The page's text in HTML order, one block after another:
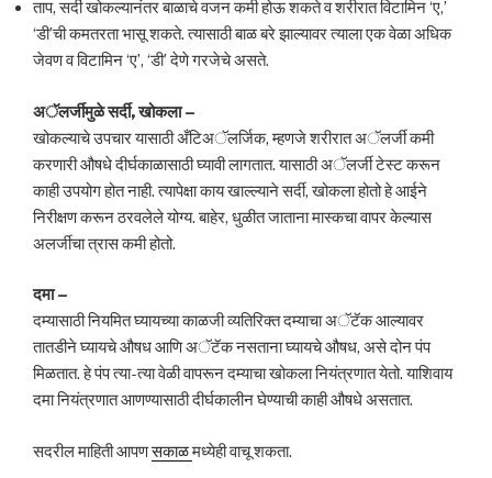
ताप, सर्दी खोकल्यानंतर बाळाचे वजन कमी होऊ शकते व शरीरात विटामिन ‘ए,’
‘डी’ची कमतरता भासू शकते. त्यासाठी बाळ बरे झाल्यावर त्याला एक वेळा अधिक
जेवण व विटामिन ‘ए’, ‘डी’ देणे गरजेचे असते.
अॅलर्जीमुळे सर्दी, खोकला –
खोकल्याचे उपचार यासाठी अँटिअॅलर्जिक, म्हणजे शरीरात अॅलर्जी कमी
करणारी औषधे दीर्घकाळासाठी घ्यावी लागतात. यासाठी अॅलर्जी टेस्ट करून
काही उपयोग होत नाही. त्यापेक्षा काय खाल्ल्याने सर्दी, खोकला होतो हे आईने
निरीक्षण करून ठरवलेले योग्य. बाहेर, धुळीत जाताना मास्कचा वापर केल्यास
अलर्जीचा त्रास कमी होतो.
दमा –
दम्यासाठी नियमित घ्यायच्या काळजी व्यतिरिक्त दम्याचा अॅटॅक आल्यावर
तातडीने घ्यायचे औषध आणि अॅटॅक नसताना घ्यायचे औषध, असे दोन पंप
मिळतात. हे पंप त्या-त्या वेळी वापरून दम्याचा खोकला नियंत्रणात येतो. याशिवाय
दमा नियंत्रणात आणण्यासाठी दीर्घकालीन घेण्याची काही औषधे असतात.
सदरील माहिती आपणसकाळमध्येही वाचू शकता.